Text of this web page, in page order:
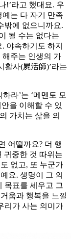
!’라고 했대요. 우
는 다 자기 만족
밖에 없으니까요.
될 수는 없다는
야속하기도 하지
해주는 인생의 가
활사(屍活師)’라는
라’는 ‘메멘토 모
을 이해할 수 있
가치는 삶을 의
어떨까요? 더 행
귀중한 것 따위는
없고, 또 누군가
요. 생명이 그 의
목표를 세우고 그
움과 행복을 느낄
리가 사는 의미가